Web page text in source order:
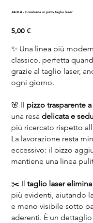
JADEA - Brasiliana in pizzo taglio laser
Prezzo
5,00 €
✨ Una linea più
classico, perfetta
grazie al taglio laser,
ogni giorno.
🌸 Il pizzo trasparente
una resa delicata e
più ricercato rispetto
La lavorazione resta
eccessivo: il pizzo
mantiene una linea
✂️ Il taglio laser
più evidenti, aiutando
e meno visibile sotto
aderenti. È un